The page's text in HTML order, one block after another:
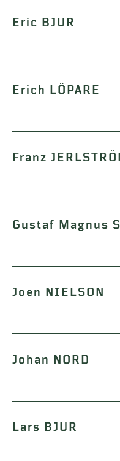
Eric BJUR
Erich LÖPARE
Franz
Gustaf Magnus
Joen NIELSON
Johan NORD
Lars BJUR